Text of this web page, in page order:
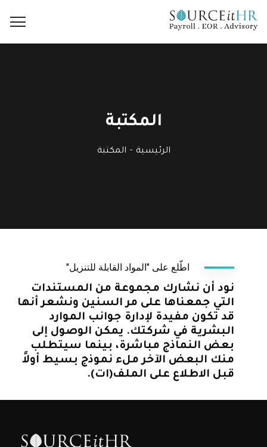
المكتبة
الرئيسية المكتبة
اطّلع على "المواد القابلة للتنزيل"
نود أن نشارك مجموعة من المستندات
التي جمعناها على مر السنين ونشعر أنها
قد تكون مفيدة لإدارة جوانب الموارد
البشرية في شركتك. يمكن الوصول إلى
بعض النماذج مباشرة، بينما سيتطلب
منك البعض الآخر ملء نموذج بسيط أولاً
قبل الاطلاع على الملف(ات).